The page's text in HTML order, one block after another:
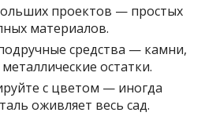
проектов — простых
материалов.
средства — камни,
остатки.
с цветом — иногда
оживляет весь сад.